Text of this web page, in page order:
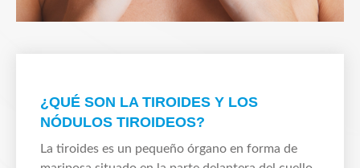
¿QUÉ SON LA TIROIDES Y LOS
NÓDULOS TIROIDEOS?
La tiroides es un pequeño órgano en forma de